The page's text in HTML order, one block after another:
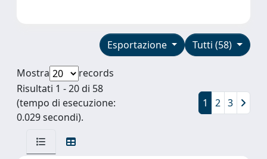
Tutti (58)
Esportazione
Mostra
records
Risultati 1 - 20 di 58
(tempo di esecuzione:
0.029 secondi).
1 2 3